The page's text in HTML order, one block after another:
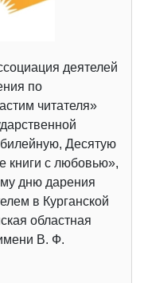
деятелей
по
читателя»
Десятую
книги с любовью»,
дню дарения
в Курганской
областная
В. Ф.